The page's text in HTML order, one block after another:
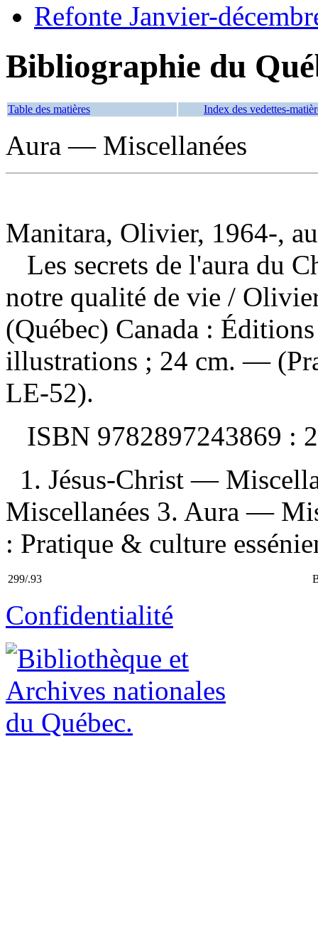
Refonte Janvier-
Bibliographie du
Table des matières Index des vedettes-
Aura — Miscellanées
Manitara, Olivier, 1964-,
Les secrets de l'aura du
notre qualité de vie /
(Québec) Canada :
illustrations ; 24 cm. —
LE-52).
ISBN 9782897243869 :
1. Jésus-Christ —
Miscellanées 3. Aura —
: Pratique & culture
299/.93
Confidentialité